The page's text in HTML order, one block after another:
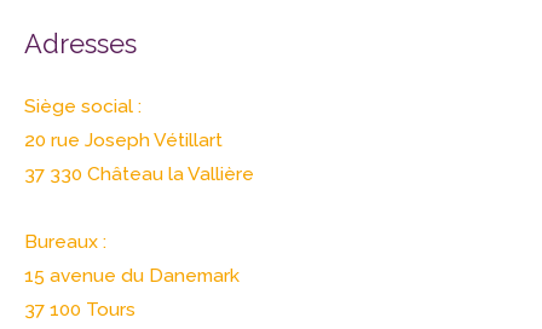
Adresses
Siège social :
20 rue Joseph Vétillart
37 330 Château la Vallière
Bureaux :
15 avenue du Danemark
37 100 Tours